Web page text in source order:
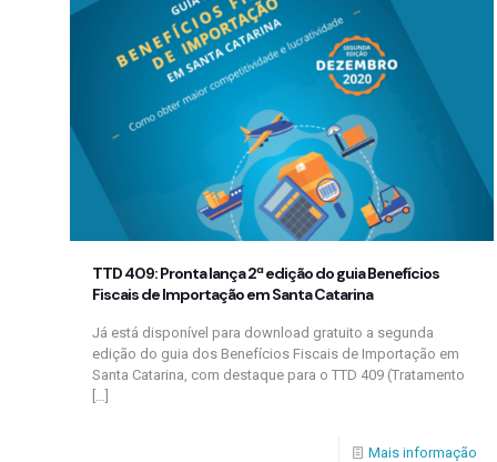
TTD 409: Pronta lança 2ª edição do guia Benefícios
Fiscais de Importação em Santa Catarina
Já está disponível para download gratuito a segunda
edição do guia dos Benefícios Fiscais de Importação em
Santa Catarina, com destaque para o TTD 409 (Tratamento
Mais informação